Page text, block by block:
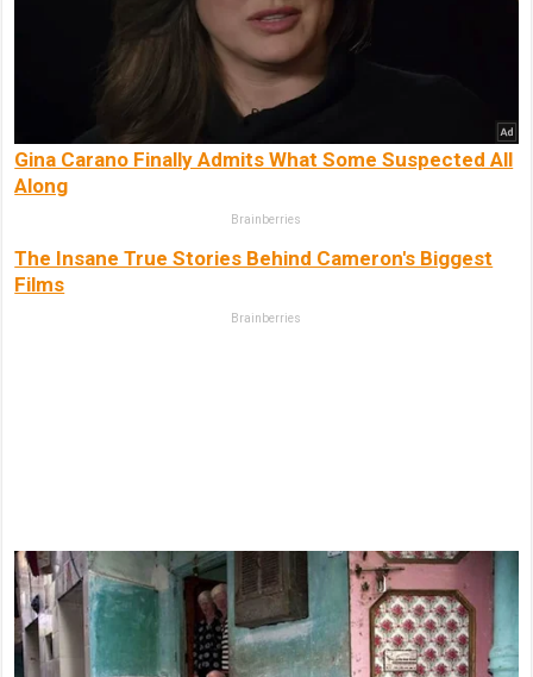
Gina Carano Finally Admits What Some Suspected All
Along
Brainberries
The Insane True Stories Behind Cameron's Biggest
Films
Brainberries